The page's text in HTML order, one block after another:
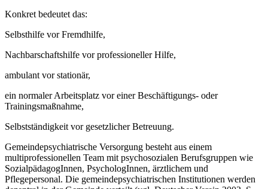
Konkret bedeutet das:
Selbsthilfe vor Fremdhilfe,
Nachbarschaftshilfe vor professioneller Hilfe,
ambulant vor stationär,
ein normaler Arbeitsplatz vor einer Beschäftigungs- oder
Trainingsmaßnahme,
Selbstständigkeit vor gesetzlicher Betreuung.
Gemeindepsychiatrische Versorgung besteht aus einem
multiprofessionellen Team mit psychosozialen Berufsgruppen wie
SozialpädagogInnen, PsychologInnen, ärztlichem und
Pflegepersonal. Die gemeindepsychiatrischen Institutionen werden